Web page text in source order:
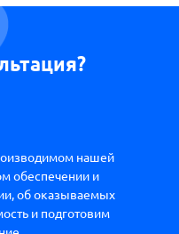
нашей
обеспечении и
об оказываемых
и подготовим